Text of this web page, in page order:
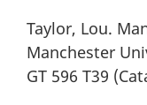
Taylor, Lou.
Manchester
GT 596 T39